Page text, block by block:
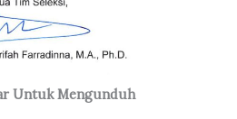
Untuk Mengunduh